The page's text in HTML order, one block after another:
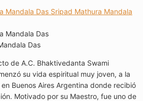
Sripad Mathura Mandala
Das
de A.C. Bhaktivedanta Swami
su vida espiritual muy joven, a la
Buenos Aires Argentina donde recibió
Motivado por su Maestro, fue uno de